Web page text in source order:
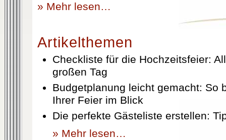
» Mehr lesen…
Artikelthemen
Checkliste für die Hochzeitsfeier:
großen Tag
Budgetplanung leicht gemacht: So
Ihrer Feier im Blick
Die perfekte Gästeliste erstellen:
» Mehr lesen…